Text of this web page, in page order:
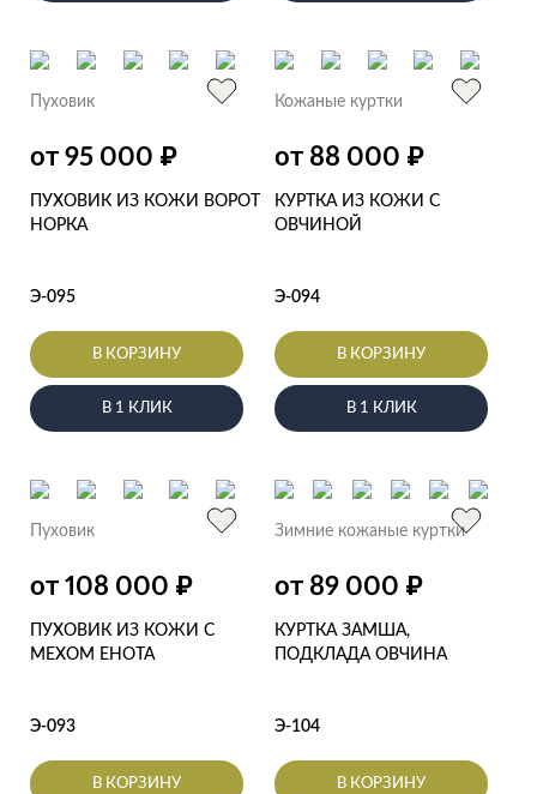
Пуховик
от 95 000 ₽
ПУХОВИК ИЗ КОЖИ ВОРОТ
НОРКА
Э-095
В КОРЗИНУ
В 1 КЛИК
Кожаные куртки
от 88 000 ₽
КУРТКА ИЗ КОЖИ С
ОВЧИНОЙ
Э-094
В КОРЗИНУ
В 1 КЛИК
Пуховик
от 108 000 ₽
ПУХОВИК ИЗ КОЖИ С
МЕХОМ ЕНОТА
Э-093
В КОРЗИНУ
Зимние кожаные куртки
от 89 000 ₽
КУРТКА ЗАМША,
ПОДКЛАДА ОВЧИНА
Э-104
В КОРЗИНУ